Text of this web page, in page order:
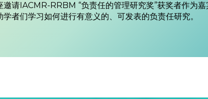
邀请IACMR-RRBM “负责任的管理研究奖”获奖者作为
学者们学习如何进行有意义的、可发表的负责任研究。